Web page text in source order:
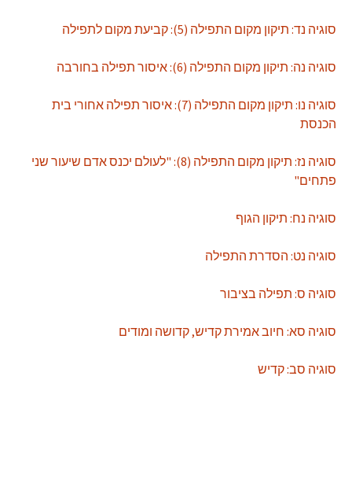
סוגיה נד: תיקון מקום התפילה (5): קביעת מקום לתפילה
סוגיה נה: תיקון מקום התפילה (6): איסור תפילה בחורבה
סוגיה נו: תיקון מקום התפילה (7): איסור תפילה אחורי בית
הכנסת
סוגיה נז: תיקון מקום התפילה (8): "לעולם יכנס אדם שיעור שני
פתחים"
סוגיה נח: תיקון הגוף
סוגיה נט: הסדרת התפילה
סוגיה ס: תפילה בציבור
סוגיה סא: חיוב אמירת קדיש, קדושה ומודים
סוגיה סב: קדיש